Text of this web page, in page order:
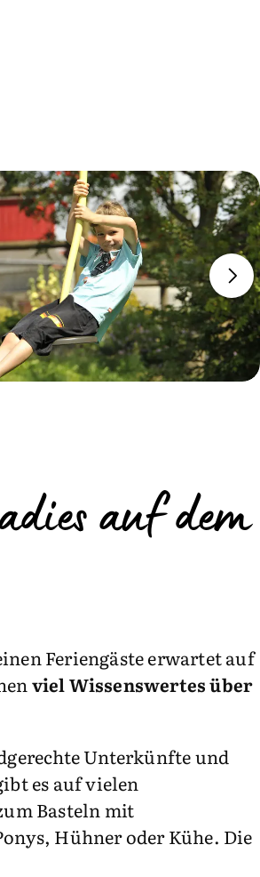
auf dem
Feriengäste erwartet auf
viel Wissenswertes über
Unterkünfte und
es auf vielen
Basteln mit
Hühner oder Kühe. Die